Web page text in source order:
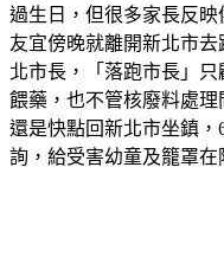
過生日，但很多家長反
友宜傍晚就離開新北市
北市長，「落跑市長」
餵藥，也不管核廢料處
還是快點回新北市坐鎮
詢，給受害幼童及籠罩在